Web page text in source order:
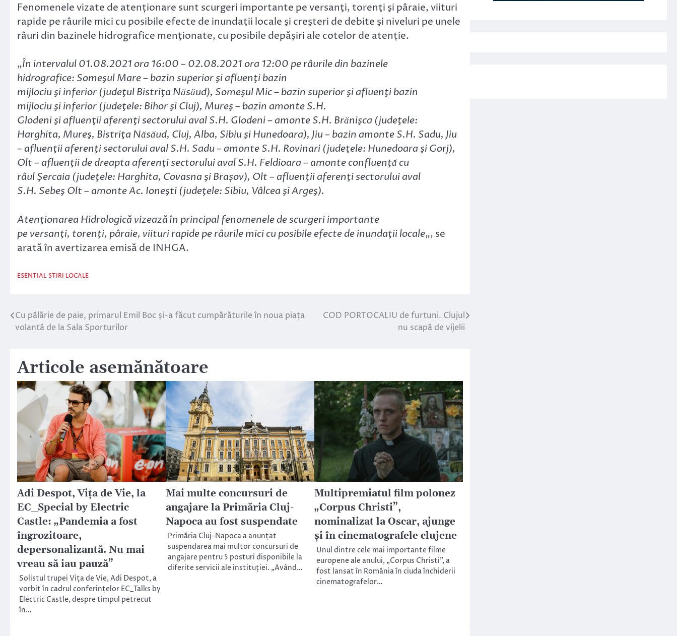
Fenomenele vizate de atenționare sunt scurgeri importante pe versanţi, torenţi şi pâraie, viituri
rapide pe râurile mici cu posibile efecte de inundaţii locale şi creşteri de debite şi niveluri pe unele
râuri din bazinele hidrografice menţionate, cu posibile depăşiri ale cotelor de atenție.
„În intervalul 01.08.2021 ora 16:00 – 02.08.2021 ora 12:00 pe râurile din bazinele
hidrografice: Someşul Mare – bazin superior şi afluenţi bazin
mijlociu şi inferior (judeţul Bistriţa Nӑsӑud), Someşul Mic – bazin superior şi afluenţi bazin
mijlociu şi inferior (judeţele: Bihor şi Cluj), Mureş – bazin amonte S.H.
Glodeni şi afluenţii aferenţi sectorului aval S.H. Glodeni – amonte S.H. Brӑnişca (judeţele:
Harghita, Mureş, Bistriţa Nӑsӑud, Cluj, Alba, Sibiu şi Hunedoara), Jiu – bazin amonte S.H. Sadu, Jiu
– afluenţii aferenţi sectorului aval S.H. Sadu – amonte S.H. Rovinari (judeţele: Hunedoara şi Gorj),
Olt – afluenţii de dreapta aferenţi sectorului aval S.H. Feldioara – amonte confluenţӑ cu
râul Şercaia (judeţele: Harghita, Covasna şi Brașov), Olt – afluenţii aferenţi sectorului aval
S.H. Sebeş Olt – amonte Ac. Ioneşti (judeţele: Sibiu, Vâlcea şi Argeş).
Atenţionarea Hidrologică vizează în principal fenomenele de scurgeri importante
pe versanţi, torenţi, pâraie, viituri rapide pe râurile mici cu posibile efecte de inundaţii locale„, se
arată în avertizarea emisă de INHGA.
ESENTIAL STIRI LOCALE
Navigare
Cu pălărie de paie, primarul Emil Boc și-a făcut cumpărăturile în noua piața
volantă de la Sala Sporturilor
COD PORTOCALIU de furtuni. Clujul
nu scapă de vijelii
Articole asemănătoare
Adi Despot, Vița de Vie, la
EC_Special by Electric
Castle: „Pandemia a fost
îngrozitoare,
depersonalizantă. Nu mai
vreau să iau pauză”
Solistul trupei Vița de Vie, Adi Despot, a
vorbit în cadrul conferințelor EC_Talks by
Electric Castle, despre timpul petrecut
în…
Mai multe concursuri de
angajare la Primăria Cluj-
Napoca au fost suspendate
Primăria Cluj-Napoca a anunțat
suspendarea mai multor concursuri de
angajare pentru 5 posturi disponibile la
diferite servicii ale instituției. „Având…
Multipremiatul film polonez
„Corpus Christi”,
nominalizat la Oscar, ajunge
și în cinematografele clujene
Unul dintre cele mai importante filme
europene ale anului, „Corpus Christi”, a
fost lansat în România în ciuda închiderii
cinematografelor…